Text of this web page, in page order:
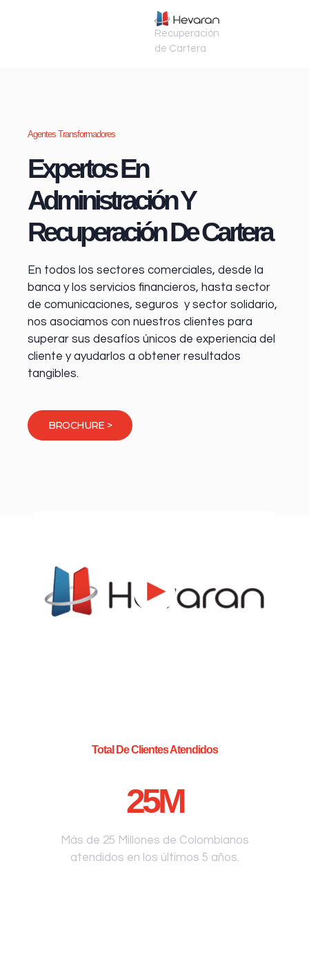
Recuperación
de Cartera
Agentes Transformadores
Expertos En
Administración Y
Recuperación De Cartera
En todos los sectores comerciales, desde la
banca y los servicios financieros, hasta sector
de comunicaciones, seguros y sector solidario,
nos asociamos con nuestros clientes para
superar sus desafíos únicos de experiencia del
cliente y ayudarlos a obtener resultados
tangibles.
BROCHURE >
Total De Clientes Atendidos
25M
Más de 25 Millones de Colombianos
atendidos en los últimos 5 años.